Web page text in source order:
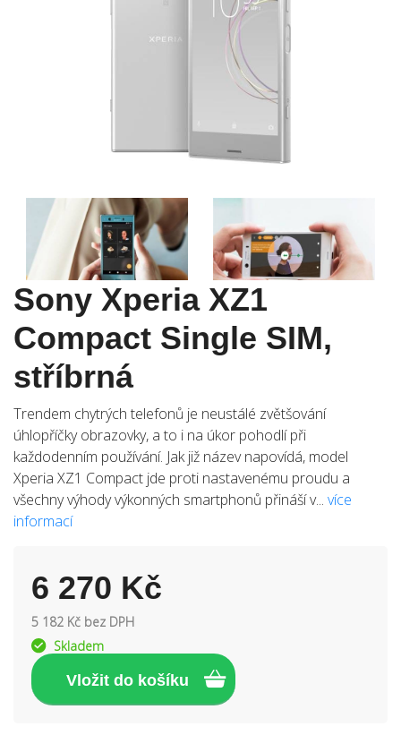
Sony Xperia XZ1
Compact Single SIM,
stříbrná
Trendem chytrých telefonů je neustálé zvětšování
úhlopříčky obrazovky, a to i na úkor pohodlí při
každodenním používání. Jak již název napovídá, model
Xperia XZ1 Compact jde proti nastavenému proudu a
všechny výhody výkonných smartphonů přináší v... více
informací
6 270 Kč
5 182 Kč bez DPH
Skladem